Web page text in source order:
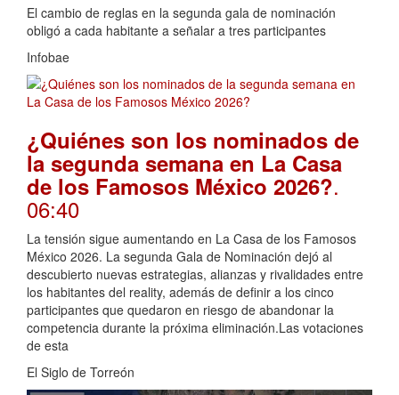
El cambio de reglas en la segunda gala de nominación
obligó a cada habitante a señalar a tres participantes
Infobae
¿Quiénes son los nominados de
la segunda semana en La Casa
de los Famosos México 2026?.
06:40
La tensión sigue aumentando en La Casa de los Famosos
México 2026. La segunda Gala de Nominación dejó al
descubierto nuevas estrategias, alianzas y rivalidades entre
los habitantes del reality, además de definir a los cinco
participantes que quedaron en riesgo de abandonar la
competencia durante la próxima eliminación.Las votaciones
de esta
El Siglo de Torreón